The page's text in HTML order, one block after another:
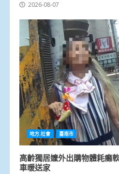
2026-08-07
地方.社會 臺南市
高齡獨居嬤外出購物體耗癱
車暖送家